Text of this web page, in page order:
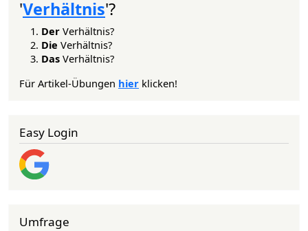
'Verhältnis'?
Der Verhältnis?
Die Verhältnis?
Das Verhältnis?
Für Artikel-Übungen hier klicken!
Easy Login
Umfrage